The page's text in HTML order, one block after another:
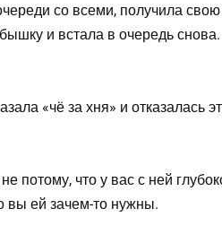
со всеми, получила
и встала в очередь
«чё за хня» и отказалась
потому, что у вас с ней
вы ей зачем-то нужны.